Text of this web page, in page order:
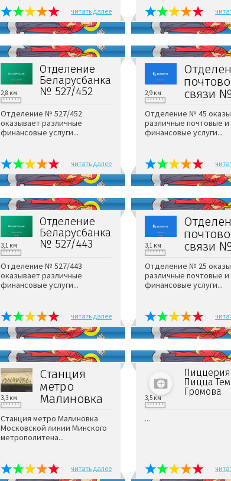
читать далее
Отделение
Беларусбанка
№ 527/452
2,8 км
Отделение № 527/452
оказывает различные
финансовые услуги...
читать далее
связи
2,9 км
Отделение № 45
различные почтовые и
финансовые услуги...
Отделение
Беларусбанка
№ 527/443
3,1 км
Отделение № 527/443
оказывает различные
финансовые услуги...
читать далее
связи
3,1 км
Отделение № 25
различные почтовые и
финансовые услуги...
Станция
метро
Малиновка
3,3 км
Станция метро Малиновка
Московской линии Минского
метрополитена...
читать далее
Пиццерия
Пицца
Громова
3,5 км
...